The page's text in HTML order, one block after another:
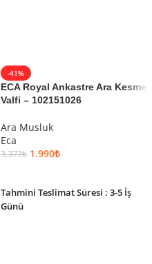
-41%
ECA Royal Ankastre Ara Kesme
Valfi – 102151026
Ara Musluk
Eca
3.373₺ 1.990₺
Tahmini Teslimat Süresi : 3-5 İş
Günü